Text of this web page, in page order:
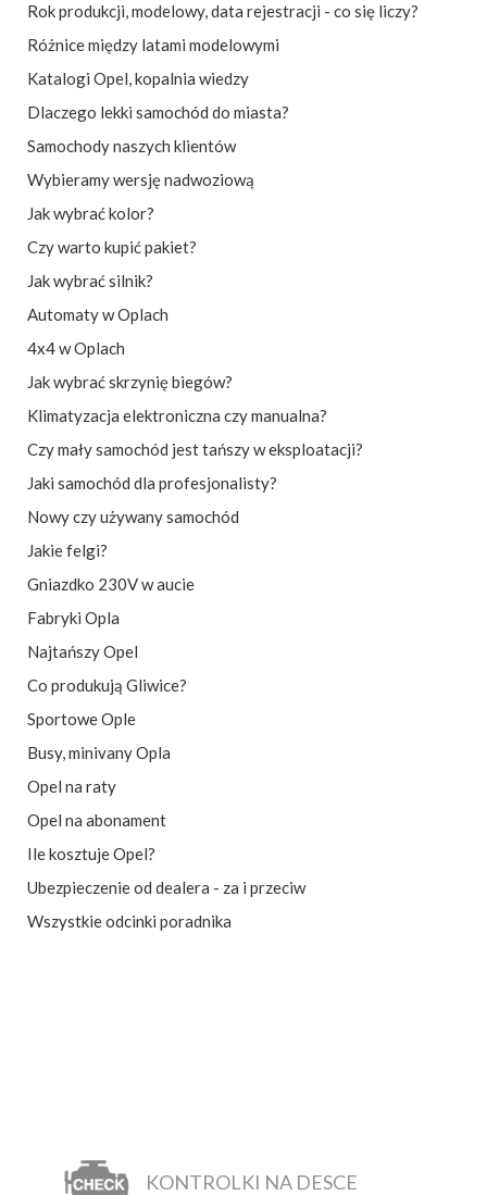
Rok produkcji, modelowy, data rejestracji - co się liczy?
Różnice między latami modelowymi
Katalogi Opel, kopalnia wiedzy
Dlaczego lekki samochód do miasta?
Samochody naszych klientów
Wybieramy wersję nadwoziową
Jak wybrać kolor?
Czy warto kupić pakiet?
Jak wybrać silnik?
Automaty w Oplach
4x4 w Oplach
Jak wybrać skrzynię biegów?
Klimatyzacja elektroniczna czy manualna?
Czy mały samochód jest tańszy w eksploatacji?
Jaki samochód dla profesjonalisty?
Nowy czy używany samochód
Jakie felgi?
Gniazdko 230V w aucie
Fabryki Opla
Najtańszy Opel
Co produkują Gliwice?
Sportowe Ople
Busy, minivany Opla
Opel na raty
Opel na abonament
Ile kosztuje Opel?
Ubezpieczenie od dealera - za i przeciw
Wszystkie odcinki poradnika
KONTROLKI NA DESCE